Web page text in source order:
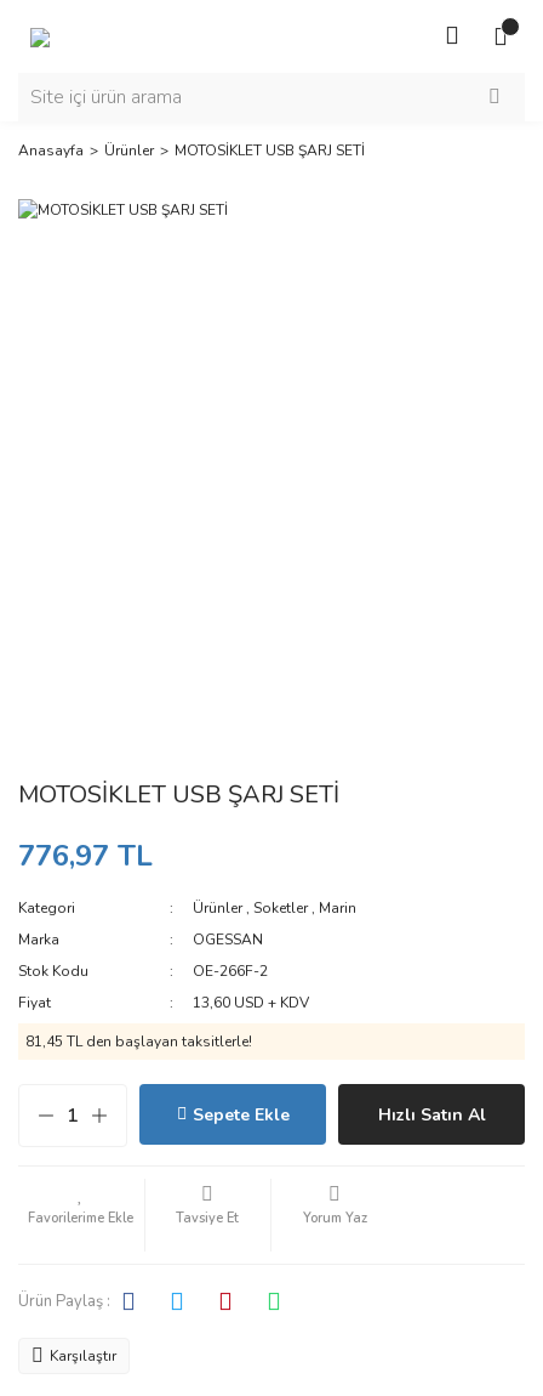
Anasayfa Ürünler MOTOSİKLET USB ŞARJ SETİ
MOTOSİKLET USB ŞARJ SETİ
776,97 TL
Kategori Ürünler,Soketler, Marin
Marka
OGESSAN
Stok Kodu
OE-266F-2
Fiyat
13,60 USD + KDV
81,45 TL den başlayan taksitlerle!
Sepete Ekle Hızlı Satın Al
Tavsiye Et Yorum Yaz
Ürün Paylaş :
Karşılaştır